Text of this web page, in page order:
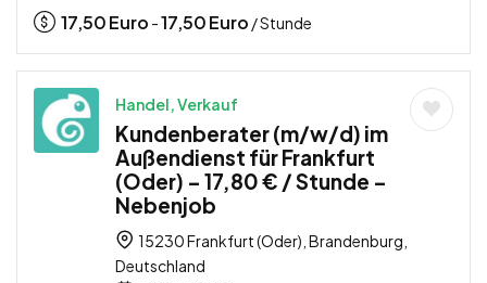
17,50Euro -17,50Euro / Stunde
Handel, Verkauf
Kundenberater (m/w/d) im
Außendienst für Frankfurt
(Oder) – 17,80 € / Stunde –
Nebenjob
15230 Frankfurt (Oder), Brandenburg,
Deutschland